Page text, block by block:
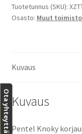
x
6m
Tuotetunnus (SKU):
Osasto: Muut
Kuvaus
Kuvaus
Pentel Knoky
Ota yhteyttä